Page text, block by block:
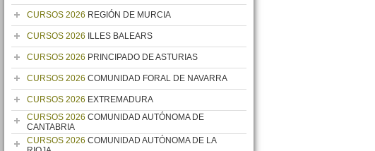
CURSOS 2026 REGIÓN DE MURCIA
CURSOS 2026 ILLES BALEARS
CURSOS 2026 PRINCIPADO DE ASTURIAS
CURSOS 2026 COMUNIDAD FORAL DE NAVARRA
CURSOS 2026 EXTREMADURA
CURSOS 2026 COMUNIDAD AUTÓNOMA DE
CANTABRIA
CURSOS 2026 COMUNIDAD AUTÓNOMA DE LA